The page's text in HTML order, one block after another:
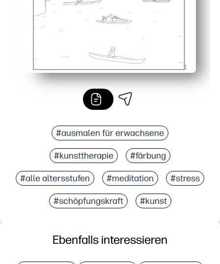
#ausmalen für erwachsene
#kunsttherapie #färbung
#alle altersstufen #meditation #stress
#schöpfungskraft #kunst
Ebenfalls interessieren